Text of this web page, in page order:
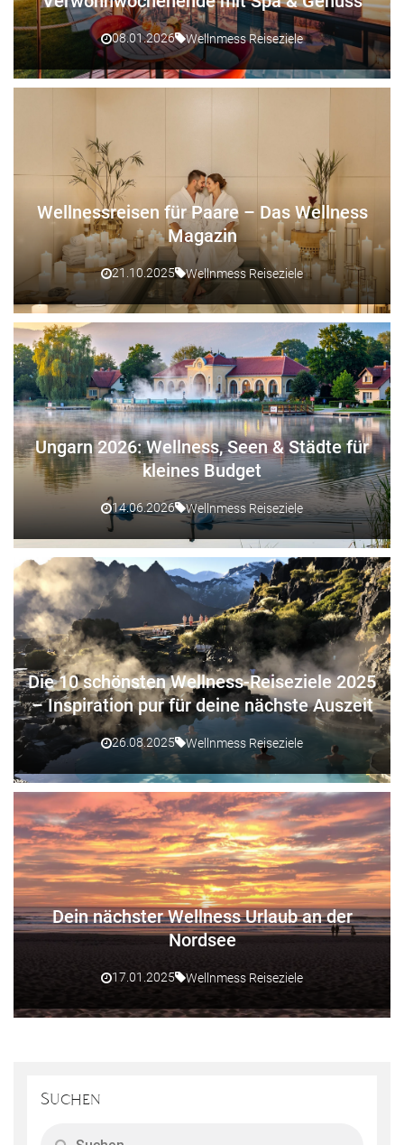
08.01.2026 Wellnmess Reiseziele
Wellnessreisen für Paare – Das Wellness
Magazin
21.10.2025 Wellnmess Reiseziele
Ungarn 2026: Wellness, Seen & Städte für
kleines Budget
14.06.2026 Wellnmess Reiseziele
Die 10 schönsten Wellness-Reiseziele 2025
– Inspiration pur für deine nächste Auszeit
26.08.2025 Wellnmess Reiseziele
Dein nächster Wellness Urlaub an der
Nordsee
17.01.2025 Wellnmess Reiseziele
Suchen